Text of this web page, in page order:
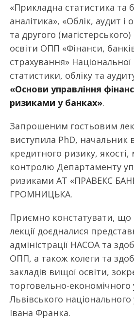
«Прикладна статистика та
аналітика», «Облік, аудит і
та другого
освіти ОПП «Фінанси,
страхування» Національної
статистики, обліку та
«Основи управління
ризиками у банках».
Запрошеним гостьовим
виступила PhD, начальник
кредитного ризику, якості,
контролю Департаменту
ризиками АТ «ПРАВЕКС
ГРОМНИЦЬКА.
Приємно констатувати, що
лекції доєдналися
адміністрації НАСОА та
ОПП, а також колеги та
закладів вищої освіти,
торговельно-економічного
Львівського національного
Івана Франка.